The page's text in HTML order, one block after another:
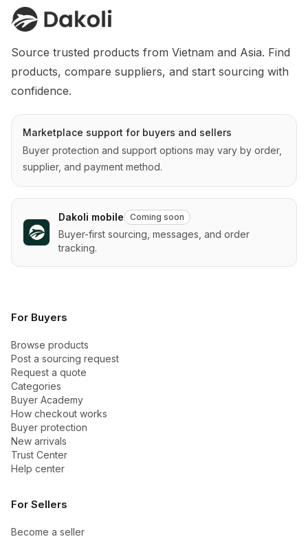
Source trusted products from Vietnam and Asia. Find
products, compare suppliers, and start sourcing with
confidence.
Marketplace support for buyers and sellers
Buyer protection and support options may vary by order,
supplier, and payment method.
Dakoli mobile Coming soon
Buyer-first sourcing, messages, and order
tracking.
For Buyers
Browse products
Post a sourcing request
Request a quote
Categories
Buyer Academy
How checkout works
Buyer protection
New arrivals
Trust Center
Help center
For Sellers
Become a seller